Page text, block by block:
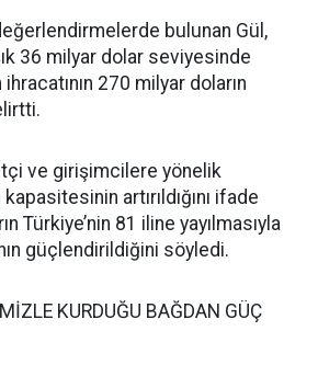
bulunan Gül,
36 milyar dolar seviyesinde
270 milyar doların
ve girişimcilere yönelik
artırıldığını ifade
Türkiye’nin 81 iline yayılmasıyla
güçlendirildiğini söyledi.
KURDUĞU BAĞDAN GÜÇ